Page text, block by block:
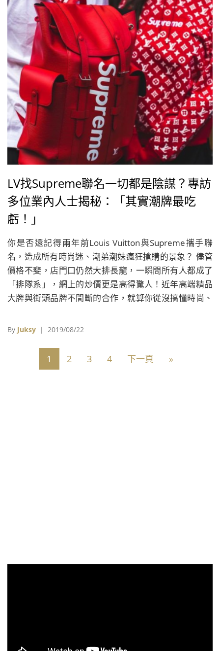
LV找Supreme聯名一切都是陰謀？專訪
多位業內人士揭秘：「其實潮牌最吃
虧！」
你是否還記得兩年前Louis Vuitton與Supreme攜手聯
名，造成所有時尚迷、潮弟潮妹瘋狂搶購的景象？ 儘管
價格不斐，店門口仍然大排長龍，一瞬間所有人都成了
「排隊系」，網上的炒價更是高得驚人！近年高端精品
大牌與街頭品牌不間斷的合作，就算你從沒搞懂時尚、
吧？！
By Juksy | 2019/08/22
1 2 3 4 下一頁 »